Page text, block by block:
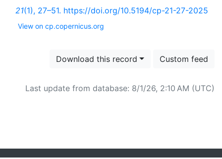
21(1), 27–51. https://doi.org/10.5194/cp-21-27-2025
View on cp.copernicus.org
Download this record Custom feed
Last update from database: 8/1/26, 2:10 AM (UTC)